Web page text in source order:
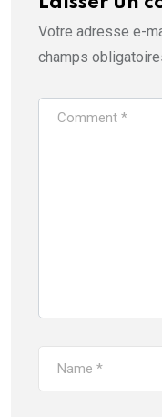
Votre adresse e-
champs